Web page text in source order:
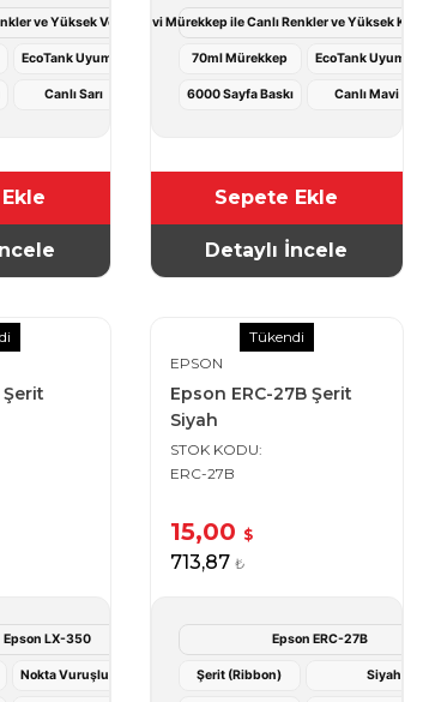
ve Yüksek Verimli Baskı Deneyimi
EcoTank Uyumlu
Canlı Sarı
Epson 101 Mavi Mürekkep ile Canlı Renkler ve Yüksek
70ml Mürekkep EcoTank Uyumlu
6000 Sayfa Baskı Canlı Mavi
Sepete Ekle
Detaylı İncele
Epson LX-350
Nokta Vuruşlu Yazıcı Uyumlu
Tükendi
EPSON
Epson ERC-27B Şerit
Siyah
STOK KODU
ERC-27B
15,00 $
713,87 ₺
Epson ERC-27B
Şerit (Ribbon) Siyah